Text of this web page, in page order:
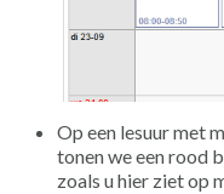
Op een lesuur met
tonen we een rood
zoals u hier ziet op